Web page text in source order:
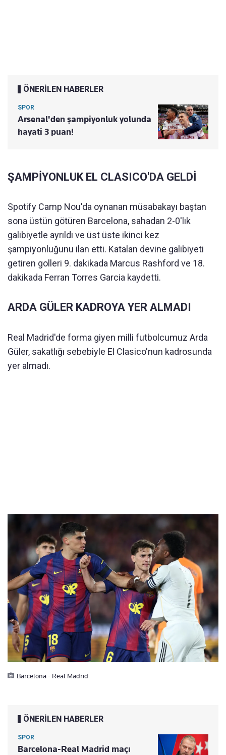
ÖNERİLEN HABERLER
SPOR
Arsenal'den şampiyonluk yolunda
hayati 3 puan!
ŞAMPİYONLUK EL CLASICO'DA GELDİ
Spotify Camp Nou'da oynanan müsabakayı baştan
sona üstün götüren Barcelona, sahadan 2-0'lık
galibiyetle ayrıldı ve üst üste ikinci kez
şampiyonluğunu ilan etti. Katalan devine galibiyeti
getiren golleri 9. dakikada Marcus Rashford ve 18.
dakikada Ferran Torres Garcia kaydetti.
ARDA GÜLER KADROYA YER ALMADI
Real Madrid'de forma giyen milli futbolcumuz Arda
Güler, sakatlığı sebebiyle El Clasico'nun kadrosunda
yer almadı.
Barcelona - Real Madrid
ÖNERİLEN HABERLER
SPOR
Barcelona-Real Madrid maçı